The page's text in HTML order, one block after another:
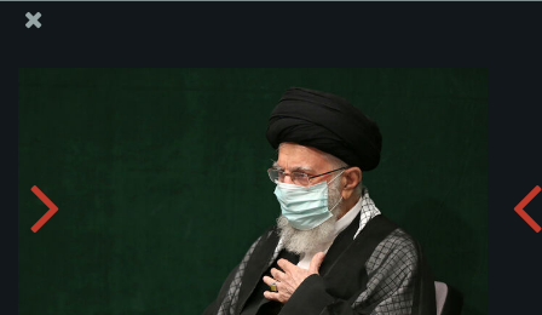
İnqilabın Rəhbəri tələbələrin “Ərbəin”ə həsr edilmiş
matəm tədbirində iştirak etdi
Albomu yüklə: